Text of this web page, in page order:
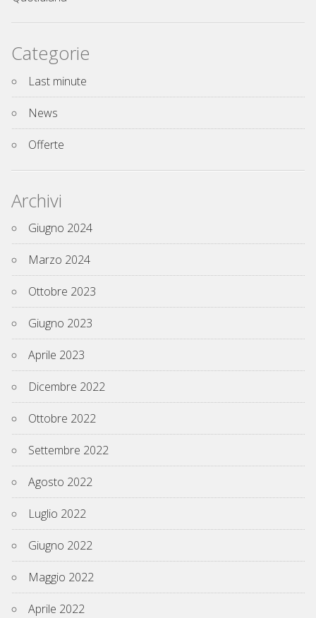
Categorie
Last minute
News
Offerte
Archivi
Giugno 2024
Marzo 2024
Ottobre 2023
Giugno 2023
Aprile 2023
Dicembre 2022
Ottobre 2022
Settembre 2022
Agosto 2022
Luglio 2022
Giugno 2022
Maggio 2022
Aprile 2022